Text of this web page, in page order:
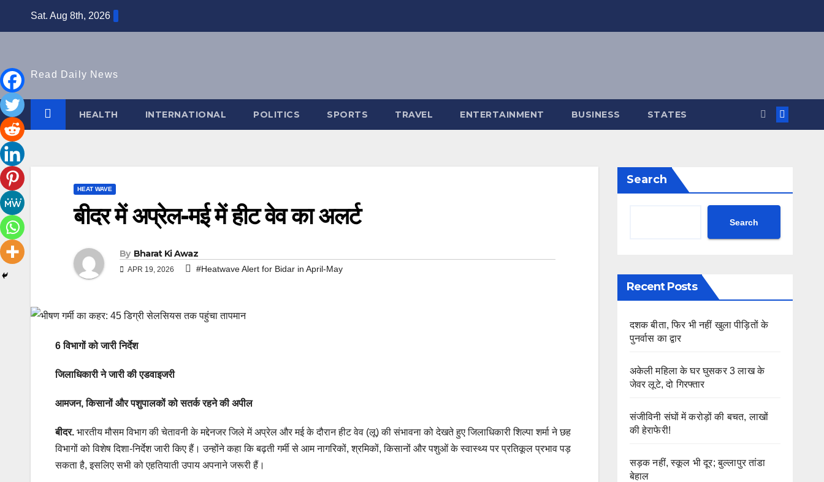
Sat. Aug 8th, 2026
Read Daily News
HEALTH INTERNATIONAL POLITICS SPORTS TRAVEL ENTERTAINMENT BUSINESS STATES
HEAT WAVE
बीदर में अप्रेल-मई में हीट वेव का अलर्ट
By Bharat Ki Awaz
APR 19, 2026 #Heatwave Alert for Bidar in April-May
6 विभागों को जारी निर्देश
जिलाधिकारी ने जारी की एडवाइजरी
आमजन, किसानों और पशुपालकों को सतर्क रहने की अपील
बीदर. भारतीय मौसम विभाग की चेतावनी के मद्देनजर जिले में अप्रेल और मई के दौरान हीट वेव (लू) की संभावना को देखते हुए जिलाधिकारी शिल्पा शर्मा ने छह
विभागों को विशेष दिशा-निर्देश जारी किए हैं। उन्होंने कहा कि बढ़ती गर्मी से आम नागरिकों, श्रमिकों, किसानों और पशुओं के स्वास्थ्य पर प्रतिकूल प्रभाव पड़
सकता है, इसलिए सभी को एहतियाती उपाय अपनाने जरूरी हैं।
Search
Search
Recent Posts
दशक बीता, फिर भी नहीं खुला पीड़ितों के
पुनर्वास का द्वार
अकेली महिला के घर घुसकर 3 लाख के
जेवर लूटे, दो गिरफ्तार
संजीविनी संघों में करोड़ों की बचत, लाखों
की हेराफेरी!
सड़क नहीं, स्कूल भी दूर; बुल्लापुर तांडा
बेहाल